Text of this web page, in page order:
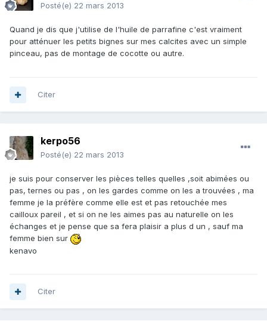
Posté(e) 22 mars 2013
Quand je dis que j'utilise de l'huile de parrafine c'est vraiment
pour atténuer les petits bignes sur mes calcites avec un simple
pinceau, pas de montage de cocotte ou autre.
Citer
kerpo56
Posté(e) 22 mars 2013
je suis pour conserver les pièces telles quelles ,soit abimées ou
pas, ternes ou pas , on les gardes comme on les a trouvées , ma
femme je la préfère comme elle est et pas retouchée mes
cailloux pareil , et si on ne les aimes pas au naturelle on les
échanges et je pense que sa fera plaisir a plus d un , sauf ma
femme bien sur
kenavo
Citer